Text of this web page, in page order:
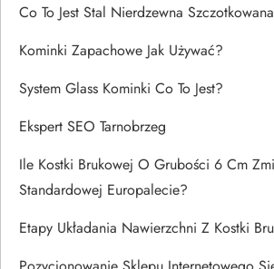
Co To Jest Stal Nierdzewna
Kominki Zapachowe Jak Używać?
System Glass Kominki Co To Jest?
Ekspert SEO Tarnobrzeg
Ile Kostki Brukowej O Grubości 6 Cm
Standardowej Europalecie?
Etapy Układania Nawierzchni Z Kostki